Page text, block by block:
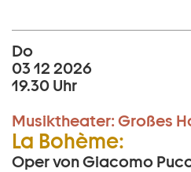
Do
03 12 2026
19.30 Uhr
Musiktheater: Großes
La Bohème:
Oper von Giacomo